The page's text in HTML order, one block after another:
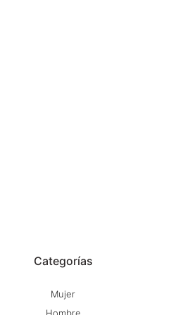
Categorías
Mujer